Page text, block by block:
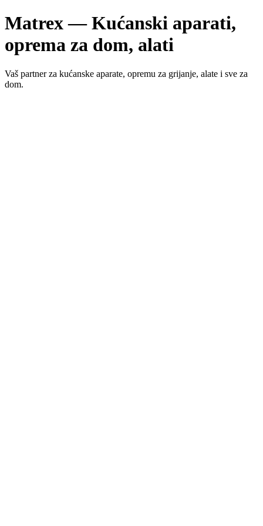
Matrex — Kućanski aparati,
oprema za dom, alati
Vaš partner za kućanske aparate, opremu za grijanje, alate i sve za
dom.